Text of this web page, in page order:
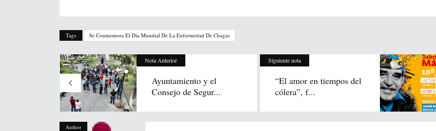
Tags Se Conmemora El Día Mundial De La Enfermedad De Chagas
Nota Anterior
Ayuntamiento y el
Consejo de Segur...
Siguiente nota
“El amor en tiempos del
cólera”, f...
Author